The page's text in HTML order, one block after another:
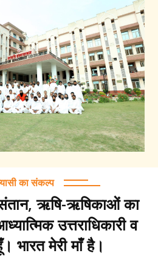
का संकल्प
ऋषि-ऋषिकाओं का
उत्तराधिकारी व
भारत मेरी माँ है।